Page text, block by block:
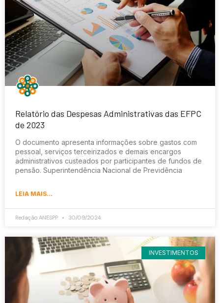
Relatório das Despesas Administrativas das EFPC
de 2023
O documento apresenta informações sobre gastos com
pessoal, serviços terceirizados e demais encargos
administrativos custeados por participantes de fundos de
pensão. Superintendência Nacional de Previdência
LEIA MAIS...
Redação ANESPP 30/09/2024
INVESTIMENTOS